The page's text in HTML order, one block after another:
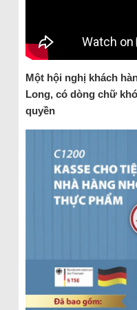
Một hội nghị khách
Long, có dòng chữ
quyền